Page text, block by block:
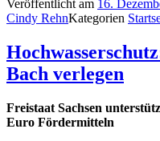
Veröffentlicht am 16.
Cindy RehnKategorien
Bach verlegen
Freistaat Sachsen
Euro Fördermitteln